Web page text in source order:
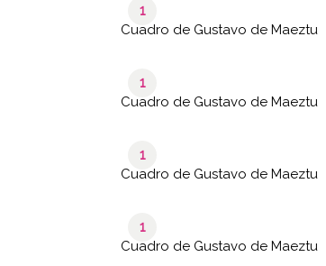
1
Cuadro de Gustavo de Maeztu
1
Cuadro de Gustavo de Maeztu
1
Cuadro de Gustavo de Maeztu
1
Cuadro de Gustavo de Maeztu